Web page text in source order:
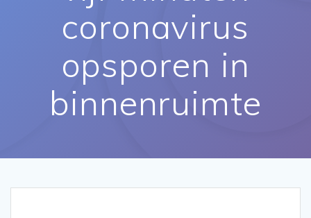
coronavirus
opsporen in
binnenruimte